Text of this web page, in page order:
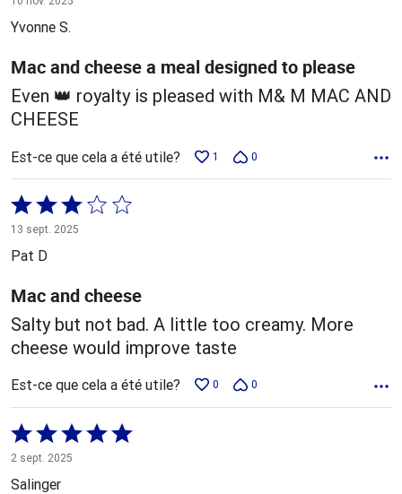
5
Yvonne S.
Mac and cheese a meal designed to please
Even 👑 royalty is pleased with M& M MAC AND
CHEESE
Est-ce que cela a été utile? 1 0
Coté
3 sur
5
13 sept. 2025
Pat D
Mac and cheese
Salty but not bad. A little too creamy. More
cheese would improve taste
Est-ce que cela a été utile? 0 0
Coté
5 sur
5
2 sept. 2025
Salinger